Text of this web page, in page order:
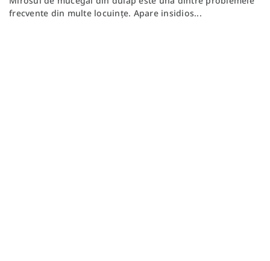
frecvente din multe locuințe. Apare insidios...